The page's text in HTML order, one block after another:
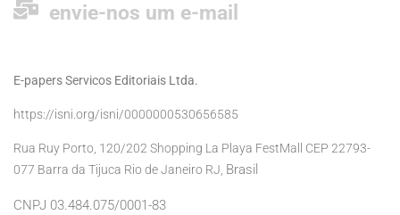
envie-nos um e-mail
E-papers Servicos Editoriais Ltda.
https://isni.org/isni/0000000530656585
Rua Ruy Porto, 120/202 Shopping La Playa FestMall CEP 22793-
077 Barra da Tijuca Rio de Janeiro RJ, Brasil
CNPJ 03.484.075/0001-83